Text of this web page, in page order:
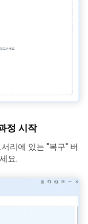
정 시작
리에 있는 "복구" 버
요.